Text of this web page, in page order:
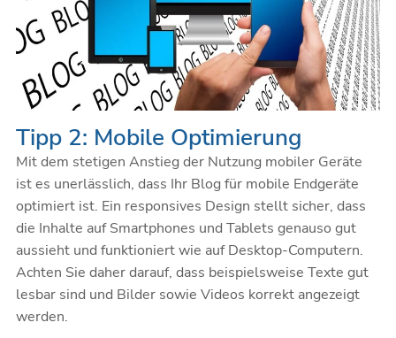
Tipp 2: Mobile Optimierung
Mit dem stetigen Anstieg der Nutzung mobiler Geräte
ist es unerlässlich, dass Ihr Blog für mobile Endgeräte
optimiert ist. Ein responsives Design stellt sicher, dass
die Inhalte auf Smartphones und Tablets genauso gut
aussieht und funktioniert wie auf Desktop-Computern.
Achten Sie daher darauf, dass beispielsweise Texte gut
lesbar sind und Bilder sowie Videos korrekt angezeigt
werden.